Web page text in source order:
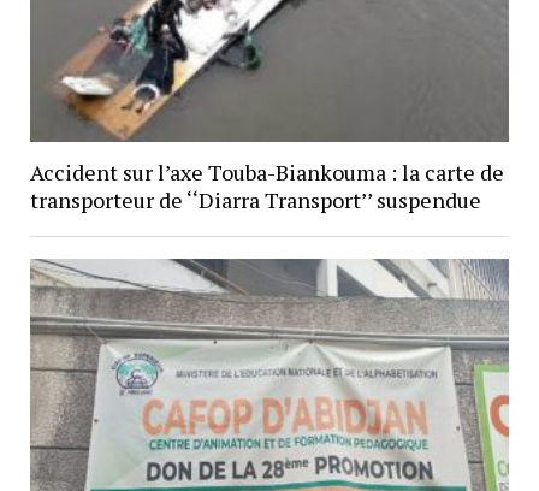
Accident sur l’axe Touba-Biankouma : la carte de
transporteur de ‘‘Diarra Transport’’ suspendue